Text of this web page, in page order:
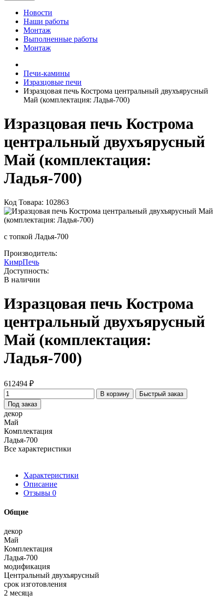
Новости
Наши работы
Монтаж
Выполненные работы
Монтаж
Печи-камины
Изразцовые печи
Изразцовая печь Кострома центральный двухъярусный
Май (комплектация: Ладья-700)
Изразцовая печь Кострома
центральный двухъярусный
Май (комплектация:
Ладья-700)
Код Товара: 102863
с топкой Ладья-700
Производитель:
КимрПечь
Доступность:
В наличии
Изразцовая печь Кострома
центральный двухъярусный
Май (комплектация:
Ладья-700)
612494 ₽
В корзину
Быстрый заказ
Под заказ
декор
Май
Комплектация
Ладья-700
Все характеристики
Характеристики
Описание
Отзывы 0
Общие
декор
Май
Комплектация
Ладья-700
модификация
Центральный двухъярусный
срок изготовления
2 месяца